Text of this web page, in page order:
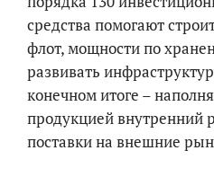
средства помогают
флот, мощности по
развивать
конечном итоге –
продукциейвнутренний
поставки на внешние